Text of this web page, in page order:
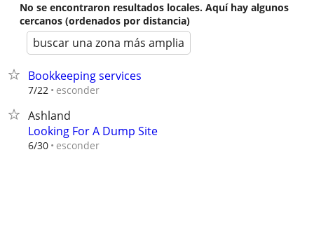
No se encontraron resultados locales. Aquí hay algunos
cercanos (ordenados por distancia)
buscar una zona más amplia
Bookkeeping services
7/22 esconder
Ashland
Looking For A Dump Site
6/30 esconder